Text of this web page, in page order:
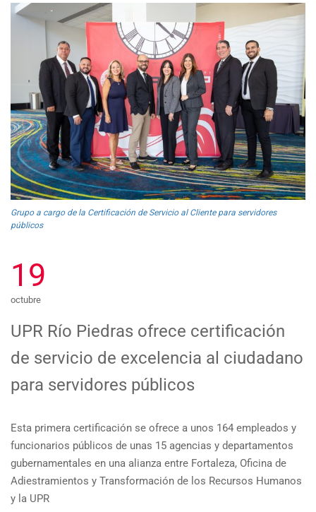
Grupo a cargo de la Certificación de Servicio al Cliente para servidores
públicos
19
octubre
UPR Río Piedras ofrece certificación
de servicio de excelencia al ciudadano
para servidores públicos
Esta primera certificación se ofrece a unos 164 empleados y
funcionarios públicos de unas 15 agencias y departamentos
gubernamentales en una alianza entre Fortaleza, Oficina de
Adiestramientos y Transformación de los Recursos Humanos
y la UPR